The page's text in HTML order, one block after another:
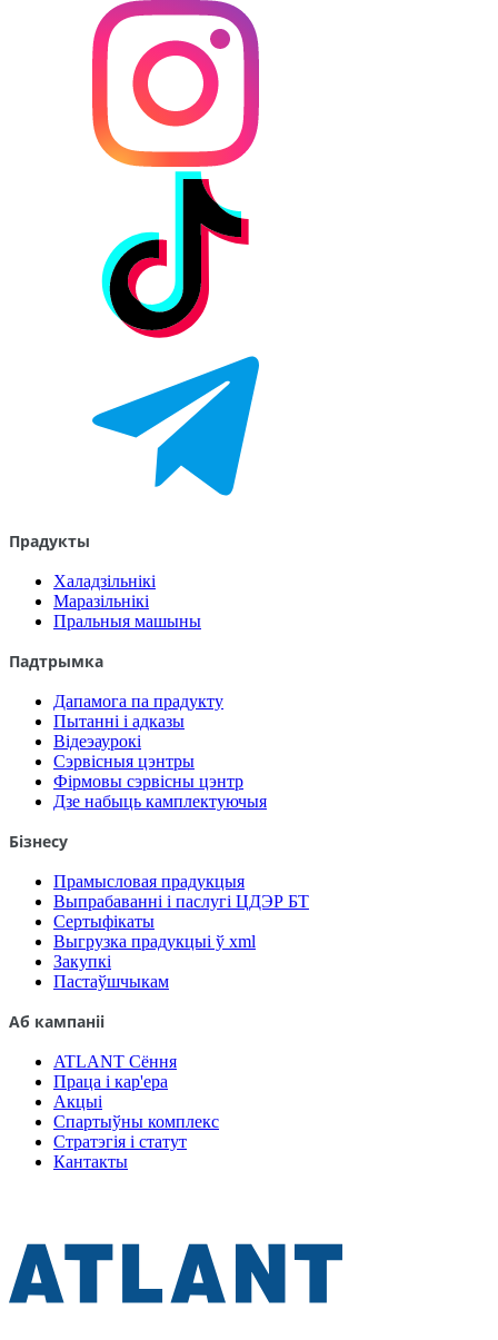
Прадукты
Халадзільнікі
Маразільнікі
Пральныя машыны
Падтрымка
Дапамога па прадукту
Пытанні і адказы
Відеэаурокі
Сэрвісныя цэнтры
Фірмовы сэрвісны цэнтр
Дзе набыць камплектуючыя
Бізнесу
Прамысловая прадукцыя
Выпрабаванні і паслугі ЦДЭР БТ
Сертыфікаты
Выгрузка прадукцыі ў xml
Закупкі
Пастаўшчыкам
Аб кампаніі
ATLANT Сёння
Праца і кар'ера
Акцыі
Спартыўны комплекс
Стратэгія і статут
Кантакты